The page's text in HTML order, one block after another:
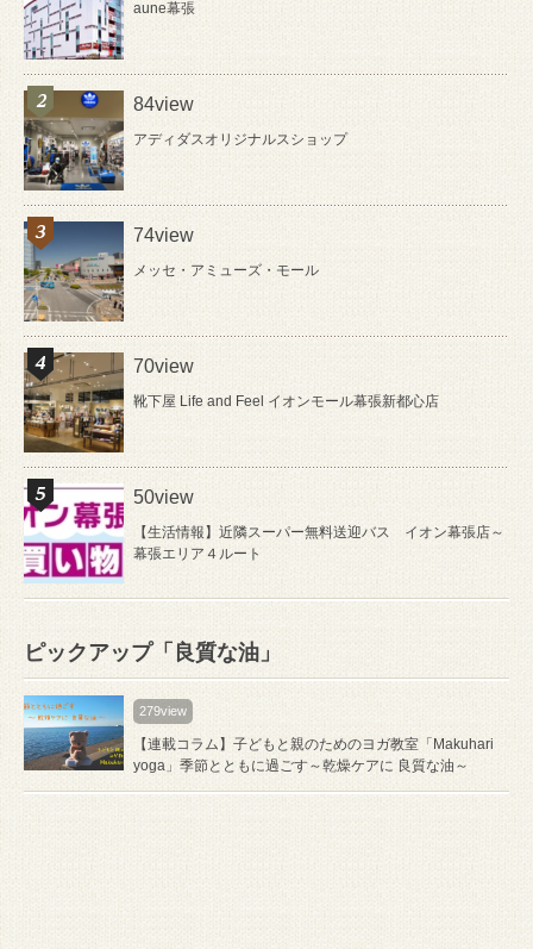
aune幕張
84view
アディダスオリジナルスショップ
74view
メッセ・アミューズ・モール
70view
靴下屋 Life and Feel イオンモール幕張新都心店
50view
【生活情報】近隣スーパー無料送迎バス イオン幕張店～
幕張エリア４ルート
ピックアップ「良質な油」
279view
【連載コラム】子どもと親のためのヨガ教室「Makuhari
yoga」季節とともに過ごす～乾燥ケアに 良質な油～